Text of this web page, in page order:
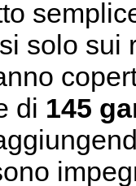
solo sui
di 145